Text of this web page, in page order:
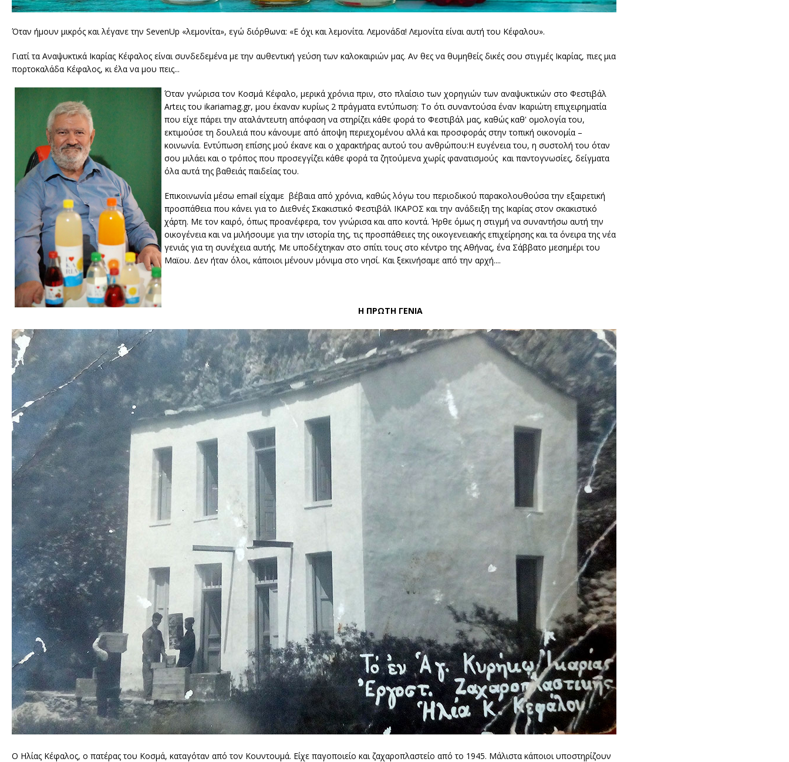
Όταν ήμουν μικρός και λέγανε την SevenUp «λεμονίτα», εγώ διόρθωνα: «Ε όχι και λεμονίτα. Λεμονάδα! Λεμονίτα είναι αυτή του Κέφαλου».
Γιατί τα Αναψυκτικά Ικαρίας Κέφαλος είναι συνδεδεμένα με την αυθεντική γεύση των καλοκαιριών μας. Αν θες να θυμηθείς δικές σου στιγμές Ικαρίας, πιες μια
πορτοκαλάδα Κέφαλος, κι έλα να μου πεις...
Όταν γνώρισα τον Κοσμά Κέφαλο, μερικά χρόνια πριν, στο πλαίσιο των χορηγιών των αναψυκτικών στο Φεστιβάλ
Artεις του ikariamag.gr, μου έκαναν κυρίως 2 πράγματα εντύπωση: Το ότι συναντούσα έναν Ικαριώτη επιχειρηματία
που είχε πάρει την αταλάντευτη απόφαση να στηρίζει κάθε φορά το Φεστιβάλ μας, καθώς καθ' ομολογία του,
εκτιμούσε τη δουλειά που κάνουμε από άποψη περιεχομένου αλλά και προσφοράς στην τοπική οικονομία –
κοινωνία. Εντύπωση επίσης μού έκανε και ο χαρακτήρας αυτού του ανθρώπου:Η ευγένεια του, η συστολή του όταν
σου μιλάει και ο τρόπος που προσεγγίζει κάθε φορά τα ζητούμενα χωρίς φανατισμούς και παντογνωσίες, δείγματα
όλα αυτά της βαθειάς παιδείας του.
Επικοινωνία μέσω email είχαμε βέβαια από χρόνια, καθώς λόγω του περιοδικού παρακολουθούσα την εξαιρετική
προσπάθεια που κάνει για το Διεθνές Σκακιστικό Φεστιβάλ ΙΚΑΡΟΣ και την ανάδειξη της Ικαρίας στον σκακιστικό
χάρτη. Με τον καιρό, όπως προανέφερα, τον γνώρισα και απο κοντά. Ήρθε όμως η στιγμή να συναντήσω αυτή την
οικογένεια και να μιλήσουμε για την ιστορία της, τις προσπάθειες της οικογενειακής επιχείρησης και τα όνειρα της νέα
γενιάς για τη συνέχεια αυτής. Με υποδέχτηκαν στο σπίτι τους στο κέντρο της Αθήνας, ένα Σάββατο μεσημέρι του
Μαϊου. Δεν ήταν όλοι, κάποιοι μένουν μόνιμα στο νησί. Και ξεκινήσαμε από την αρχή....
Η ΠΡΩΤΗ ΓΕΝΙΑ
O Ηλίας Κέφαλος, ο πατέρας του Κοσμά, καταγόταν από τον Κουντουμά. Είχε παγοποιείο και ζαχαροπλαστείο από το 1945. Μάλιστα κάποιοι υποστηρίζουν